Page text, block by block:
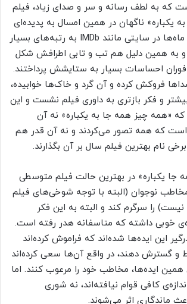
که به لطف رسانه و سر و صدای زیاد، فیلم
یکباره» ناگهان در همین امسال به پدیده‌ای
جهانی تبدیل شد و ماه‌ها در سایتی مانند IMDb به رتبه‌های بسیار
به همین دلیل هم تب و تابی اطرافش شکل
احساسات بسیار به ستایشش پرداختند.
فروکش کرده و آن گرد و خاک‌ها خوابیده،
و فکر بازتری به داوری فیلم نشست و این
«همه چیز همه جا به یکباره» نه آن
که همه تصور می‌کردند و نه آن قدر هم
نام بهترین فیلم سال بر آن بگذارند.
جا یکباره» در بهترین حالت فیلم متوسطی
نوجوان (البته با توجه شوخی‌های فیلم
را سرگرم کند و البته به این فکر
خوبی داشته که متاسفانه هدر رفته است.
این ایده‌ها شده‌اند که فراموش کرده‌اند
و گسترش دهند، در واقع آن‌ها سعی کرده‌اند
ایده‌ها، مخاطب خود را مرعوب کنند. اما
کافی قوام نیافته‌اند، نه شوری
ماندگاری اثر می‌شوند.